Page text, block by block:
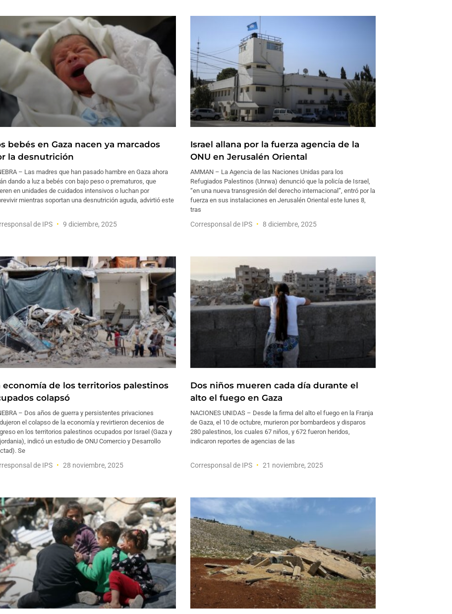
bebés en Gaza nacen ya marcados
la desnutrición
– Las madres que han pasado hambre en Gaza ahora
dando a luz a bebés con bajo peso o prematuros, que
en unidades de cuidados intensivos o luchan por
mientras soportan una desnutrición aguda, advirtió este
de IPS 9 diciembre, 2025
Israel allana por la fuerza agencia de la
ONU en Jerusalén Oriental
AMMAN – La Agencia de las Naciones Unidas para los
Refugiados Palestinos (Unrwa) denunció que la policía de Israel,
“en una nueva transgresión del derecho internacional”, entró por la
fuerza en sus instalaciones en Jerusalén Oriental este lunes 8,
tras
Corresponsal de IPS 8 diciembre, 2025
economía de los territorios palestinos
colapsó
– Dos años de guerra y persistentes privaciones
el colapso de la economía y revirtieron decenios de
en los territorios palestinos ocupados por Israel (Gaza y
indicó un estudio de ONU Comercio y Desarrollo
Se
de IPS 28 noviembre, 2025
Dos niños mueren cada día durante el
alto el fuego en Gaza
NACIONES UNIDAS – Desde la firma del alto el fuego en la Franja
de Gaza, el 10 de octubre, murieron por bombardeos y disparos
280 palestinos, los cuales 67 niños, y 672 fueron heridos,
indicaron reportes de agencias de las
Corresponsal de IPS 21 noviembre, 2025